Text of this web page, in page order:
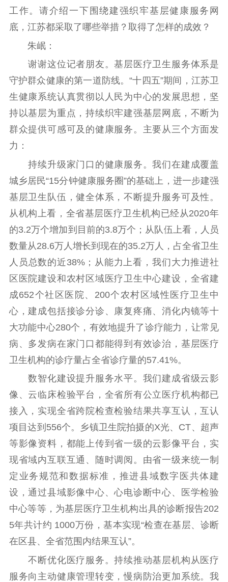
工作。请介绍一下围绕建强织牢基层健康服务网
底，江苏都采取了哪些举措？取得了怎样的成效？
朱岷：
谢谢这位记者朋友。基层医疗卫生服务体系是
守护群众健康的第一道防线。“十四五”期间，江苏卫
生健康系统认真贯彻以人民为中心的发展思想，坚
持以基层为重点，持续织牢建强基层网底，不断为
群众提供可感可及的健康服务。主要从三个方面发
力：
持续升级家门口的健康服务。我们在建成覆盖
城乡居民“15分钟健康服务圈”的基础上，进一步建强
基层卫生队伍，健全体系，不断提升服务可及性。
从机构上看，全省基层医疗卫生机构已经从2020年
的3.2万个增加到目前的3.8万个；从队伍上看，人员
数量从28.6万人增长到现在的35.2万人，占全省卫生
人员总数的近38%；从能力上看，我们大力推进社
区医院建设和农村区域医疗卫生中心建设，全省建
成652个社区医院、200个农村区域性医疗卫生中
心，建成包括接诊分诊、康复疼痛、消化内镜等十
大功能中心280个，有效地提升了诊疗能力，让常见
病、多发病在家门口都能得到有效诊治，基层医疗
卫生机构的诊疗量占全省诊疗量的57.41%。
数智化建设提升服务水平。我们建成省级云影
像、云临床检验平台，全省所有公立医疗机构都已
接入，实现全省跨院检查检验结果共享互认，互认
项目达到556个。乡镇卫生院拍摄的X光、CT、超声
等影像资料，都能上传到省一级的云影像平台，实
现省域内互联互通、随时调阅。由省一级来统一制
定业务规范和数据标准，推进县域数字医共体建
设，通过县域影像中心、心电诊断中心、医学检验
中心等等，为基层医疗卫生机构出具的诊断报告202
5年共计约 1000万份，基本实现“检查在基层、诊断
在区县、全省范围内结果互认”。
不断优化医疗服务。持续推动基层机构从医疗
服务向主动健康管理转变，慢病防治更加系统。我